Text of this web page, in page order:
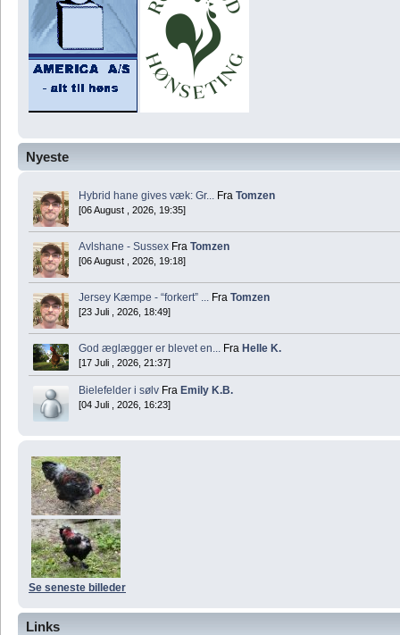
Nyeste
Hybrid hane gives væk: Gr... Fra Tomzen
[06 August , 2026, 19:35]
Avlshane - Sussex Fra Tomzen
[06 August , 2026, 19:18]
Jersey Kæmpe - “forkert” ... Fra Tomzen
[23 Juli , 2026, 18:49]
God æglægger er blevet en... Fra Helle K.
[17 Juli , 2026, 21:37]
Bielefelder i sølv Fra Emily K.B.
[04 Juli , 2026, 16:23]
Se seneste billeder
Links